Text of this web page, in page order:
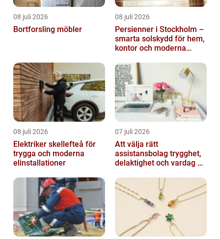
08 juli 2026
Bortforsling möbler
08 juli 2026
Persienner i Stockholm –
smarta solskydd för hem,
kontor och moderna
08 juli 2026
Elektriker skellefteå för
trygga och moderna
elinstallationer
07 juli 2026
Att välja rätt
assistansbolag trygghet,
delaktighet och vardag på